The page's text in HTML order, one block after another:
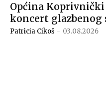
Općina Koprivnički
koncert glazbenog
Patricia Cikoš - 03.08.2026